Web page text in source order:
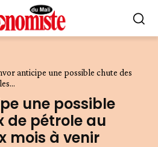
anticipe une possible chute des
une possible
de pétrole au
mois à venir